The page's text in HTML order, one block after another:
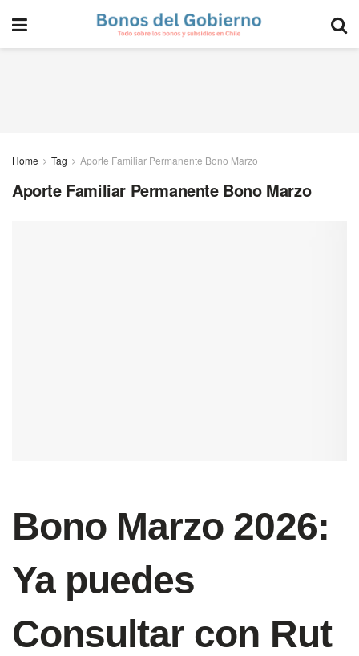
Home Tag Aporte Familiar Permanente Bono Marzo
Aporte Familiar Permanente Bono Marzo
Bono Marzo 2026:
Ya puedes
Consultar con Rut